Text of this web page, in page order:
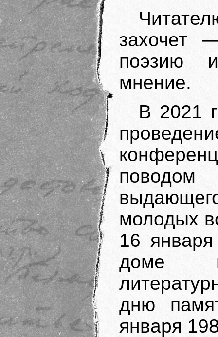
захочет
поэзию
мнение.
В 2021
поводом
молодых
16
доме
дню
января